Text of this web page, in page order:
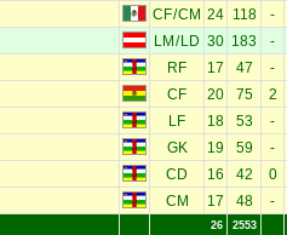
CF/CM 24 118 -
LM / LD 30 183 -
RF 17 47 -
CF 20 75 2
LF 18 53 -
GK 19 59 -
CD 16 42 0
CM 17 48 -
26 2553